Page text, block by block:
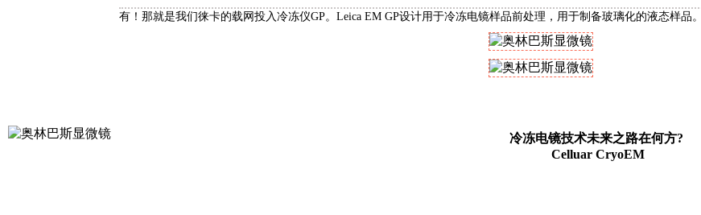
有！那就是我们徕卡的载网投入冷冻仪GP。Leica EM GP设计用于冷冻电镜样品前处理，用于制备玻璃化的液态样品
冷冻电镜技术未来之路在何方?
Celluar CryoEM